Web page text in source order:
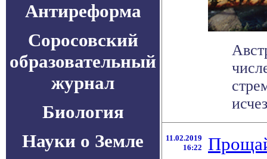
Антиреформа
Соросовский
образовательный
журнал
Биология
Науки о Земле
11.02.2019
16:22